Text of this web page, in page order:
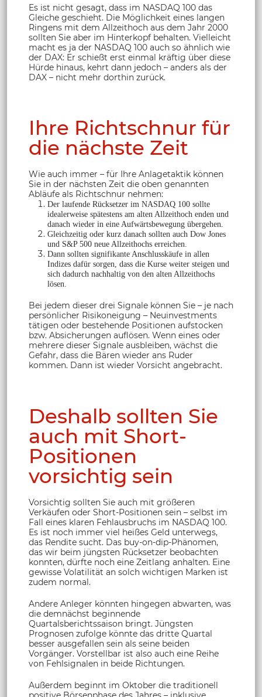
Es ist nicht gesagt, dass im NASDAQ 100 das
Gleiche geschieht. Die Möglichkeit eines langen
Ringens mit dem Allzeithoch aus dem Jahr 2000
sollten Sie aber im Hinterkopf behalten. Vielleicht
macht es ja der NASDAQ 100 auch so ähnlich wie
der DAX: Er schießt erst einmal kräftig über diese
Hürde hinaus, kehrt dann jedoch – anders als der
DAX – nicht mehr dorthin zurück.
Ihre Richtschnur für
die nächste Zeit
Wie auch immer – für Ihre Anlagetaktik können
Sie in der nächsten Zeit die oben genannten
Abläufe als Richtschnur nehmen:
Der laufende Rücksetzer im NASDAQ 100 sollte
idealerweise spätestens am alten Allzeithoch enden und
danach wieder in eine Aufwärtsbewegung übergehen.
Gleichzeitig oder kurz danach sollten auch Dow Jones
und S&P 500 neue Allzeithochs erreichen.
Dann sollten signifikante Anschlusskäufe in allen
Indizes dafür sorgen, dass die Kurse weiter steigen und
sich dadurch nachhaltig von den alten Allzeithochs
lösen.
Bei jedem dieser drei Signale können Sie – je nach
persönlicher Risikoneigung – Neuinvestments
tätigen oder bestehende Positionen aufstocken
bzw. Absicherungen auflösen. Wenn eines oder
mehrere dieser Signale ausbleiben, wächst die
Gefahr, dass die Bären wieder ans Ruder
kommen. Dann ist wieder Vorsicht angebracht.
Deshalb sollten Sie
auch mit Short-
Positionen
vorsichtig sein
Vorsichtig sollten Sie auch mit größeren
Verkäufen oder Short-Positionen sein – selbst im
Fall eines klaren Fehlausbruchs im NASDAQ 100.
Es ist noch immer viel heißes Geld unterwegs,
das Rendite sucht. Das buy-on-dip-Phänomen,
das wir beim jüngsten Rücksetzer beobachten
konnten, dürfte noch eine Zeitlang anhalten. Eine
gewisse Volatilität an solch wichtigen Marken ist
zudem normal.
Andere Anleger könnten hingegen abwarten, was
die demnächst beginnende
Quartalsberichtssaison bringt. Jüngsten
Prognosen zufolge könnte das dritte Quartal
besser ausgefallen sein als seine beiden
Vorgänger. Vorstellbar ist also auch eine Reihe
von Fehlsignalen in beide Richtungen.
Außerdem beginnt im Oktober die traditionell